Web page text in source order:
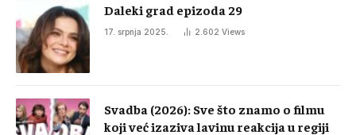
Daleki grad epizoda 29
17. srpnja 2025. 2.602 Views
Svadba (2026): Sve što znamo o filmu
koji već izaziva lavinu reakcija u regiji